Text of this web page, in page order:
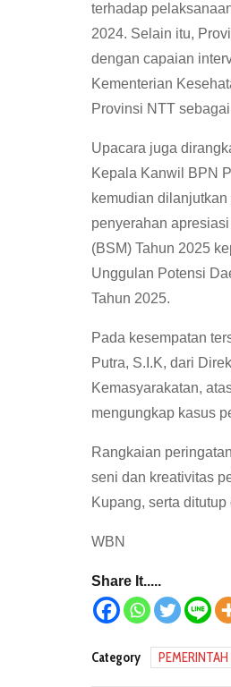
terhadap
2024. Selain itu,
dengan capaian
Kementerian
Provinsi NTT
Upacara juga
Kepala Kanwil BPN
kemudian
penyerahan
(BSM) Tahun 2025
Unggulan Potensi
Tahun 2025.
Pada kesempatan
Putra, S.I.K, dari
Kemasyarakatan,
mengungkap kasus
Rangkaian
seni dan kreativitas
Kupang, serta
WBN
Share It.....
Category PEMERINTAH